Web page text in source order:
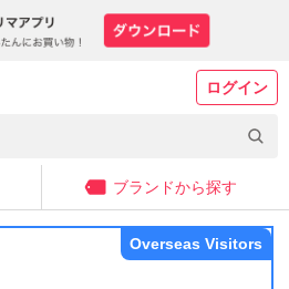
ログイン
ブランドから探す
Overseas Visitors